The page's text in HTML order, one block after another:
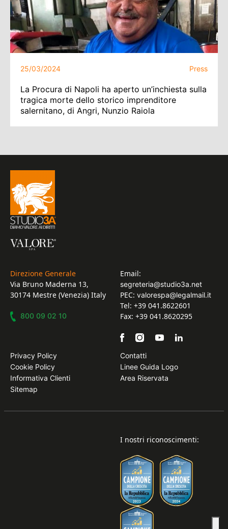
25/03/2024 Press
La Procura di Napoli ha aperto un’inchiesta sulla
tragica morte dello storico imprenditore
salernitano, di Angri, Nunzio Raiola
Direzione Generale
Via Bruno Maderna 13,
30174 Mestre (Venezia) Italy
800 09 02 10
Email:
segreteria@studio3a.net
PEC: valorespa@legalmail.it
Tel: +39 041.8622601
Fax: +39 041.8620295
Privacy Policy
Cookie Policy
Informativa Clienti
Sitemap
Contatti
Linee Guida Logo
Area Riservata
I nostri riconoscimenti: